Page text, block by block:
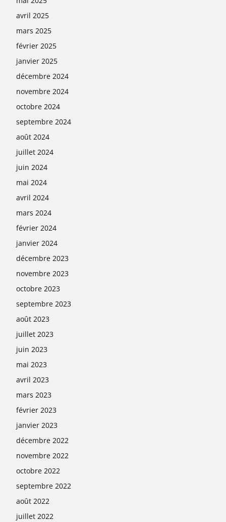
avril 2025
mars 2025
février 2025
janvier 2025
décembre 2024
novembre 2024
octobre 2024
septembre 2024
août 2024
juillet 2024
juin 2024
mai 2024
avril 2024
mars 2024
février 2024
janvier 2024
décembre 2023
novembre 2023
octobre 2023
septembre 2023
août 2023
juillet 2023
juin 2023
mai 2023
avril 2023
mars 2023
février 2023
janvier 2023
décembre 2022
novembre 2022
octobre 2022
septembre 2022
août 2022
juillet 2022